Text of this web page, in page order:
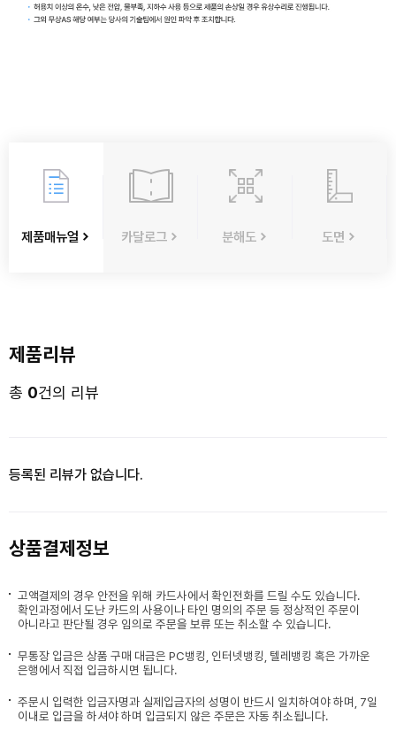
제품매뉴얼 카달로그 분해도 도면
제품리뷰
총 0건의 리뷰
등록된 리뷰가 없습니다.
상품결제정보
고액결제의 경우 안전을 위해 카드사에서 확인전화를 드릴 수도 있습니다.
확인과정에서 도난 카드의 사용이나 타인 명의의 주문 등 정상적인 주문이
아니라고 판단될 경우 임의로 주문을 보류 또는 취소할 수 있습니다.
무통장 입금은 상품 구매 대금은 PC뱅킹, 인터넷뱅킹, 텔레뱅킹 혹은 가까운
은행에서 직접 입금하시면 됩니다.
주문시 입력한 입금자명과 실제입금자의 성명이 반드시 일치하여야 하며, 7일
이내로 입금을 하셔야 하며 입금되지 않은 주문은 자동 취소됩니다.